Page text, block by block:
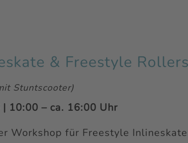
& Freestyle
Stuntscooter)
10:00 – ca. 16:00 Uhr
Workshop für Freestyle